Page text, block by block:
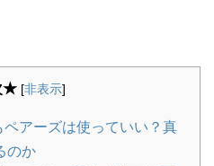
★ [非表示]
アーズは使っていい？真
のか